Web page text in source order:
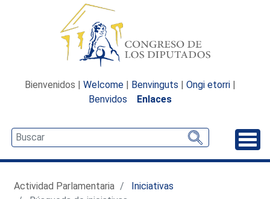
Bienvenidos | Welcome | Benvinguts | Ongi etorri |
Benvidos
Enlaces
Actividad Parlamentaria
Iniciativas